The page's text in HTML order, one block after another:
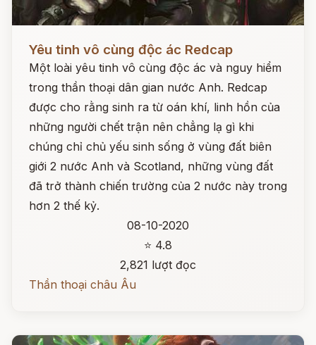
Yêu tinh vô cùng độc ác Redcap
Một loài yêu tinh vô cùng độc ác và nguy hiểm
trong thần thoại dân gian nước Anh. Redcap
được cho rằng sinh ra từ oán khí, linh hồn của
những người chết trận nên chẳng lạ gì khi
chúng chỉ chủ yếu sinh sống ở vùng đất biên
giới 2 nước Anh và Scotland, những vùng đất
đã trở thành chiến trường của 2 nước này trong
hơn 2 thế kỷ.
08-10-2020
⭐ 4.8
2,821 lượt đọc
Thần thoại châu Âu